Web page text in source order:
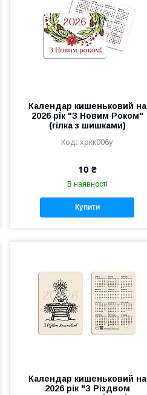
Календар кишеньковий на
2026 рік "З Новим Роком"
(гілка з шишками)
хркк006у
10 ₴
В наявності
Купити
Календар кишеньковий на
2026 рік "З Різдвом